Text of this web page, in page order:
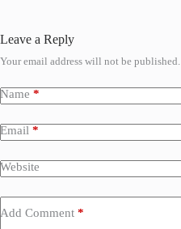
Leave a Reply
Your email address will not be published.
Name *
Email *
Website
Add Comment *